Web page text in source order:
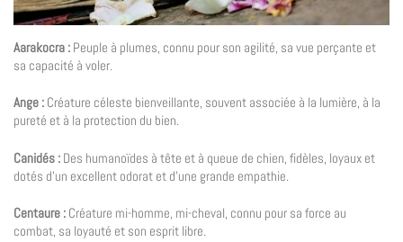
Aarakocra : Peuple à plumes, connu pour son agilité, sa vue perçante et
sa capacité à voler.
Ange : Créature céleste bienveillante, souvent associée à la lumière, à la
pureté et à la protection du bien.
Canidés : Des humanoïdes à tête et à queue de chien, fidèles, loyaux et
dotés d’un excellent odorat et d’une grande empathie.
Centaure : Créature mi-homme, mi-cheval, connu pour sa force au
combat, sa loyauté et son esprit libre.